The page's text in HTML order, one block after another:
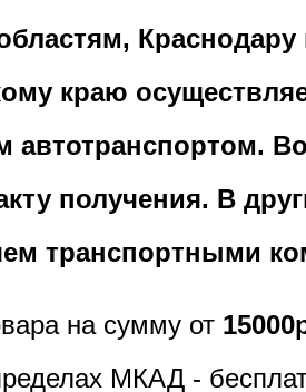
Краснодару
краю
автотранспортом.
получения. В
транспортными
на сумму от
МКАД -